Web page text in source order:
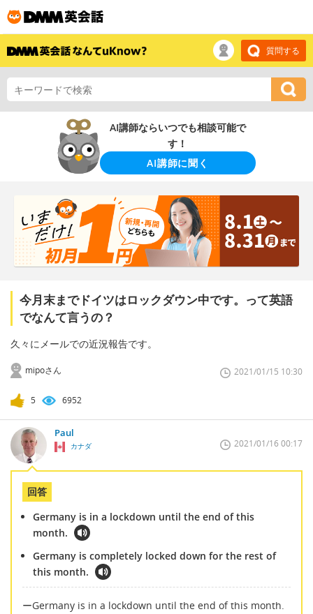
質問する
AI講師ならいつでも相談可能で
す！
AI講師に聞く
今月末までドイツはロックダウン中です。って英語
でなんて言うの？
久々にメールでの近況報告です。
mipoさん 2021/01/15 10:30
5 6952
Paul
カナダ 2021/01/16 00:17
回答
Germany is in a lockdown until the end of this
month.
Germany is completely locked down for the rest of
this month.
ーGermany is in a lockdown until the end of this month.